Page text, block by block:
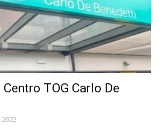
TOG Carlo De